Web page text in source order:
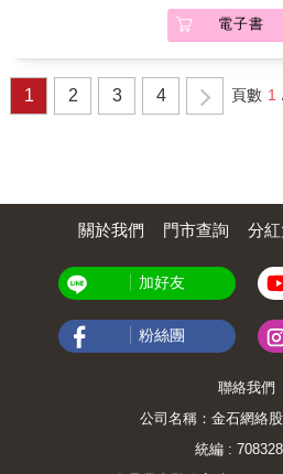
標？」就無法拉
功達成目標，目
問：「誰能幫助
不用重新訓練，
家&hellip;&hellip;
種思維轉變，從
步。 4.簡單的成事在人思維，讓你不走回路：
光問自己「誰能
什麼），就能力
轉化自我；從匱
心態&rarr;投資
你欲罷不能，不
立長久連結】 制
續深化成長。 實
心法則 & & 好感
從建立印象、破
資源，讓世界聯
兒．提利斯．萊
心法，收錄超過
習。無論外向、
& 「關於人脈的
著作之一」～亞
十年的研究已經
重要
張型人脈，抑或
可見度、人氣與
亦可提供較多的
新好處，對於創
助於確保情感福
人際間不確定的
格是符合你的個
脈網絡。 & 閱讀
何形塑人脈，並
段，組合調配三
活的最大價值！
天才，都能透過
電子書
1 2 3 4 頁數 1
關於我們 門市查詢 分
加好友
粉絲團
聯絡我們
公司名稱：金石網絡
統編 :